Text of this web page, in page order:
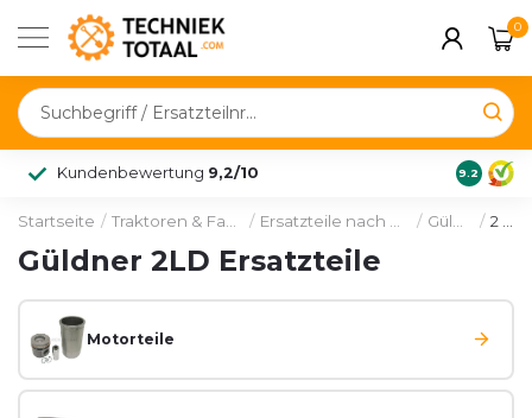
0
Kundenbewertung 9,2/10 9.2
Startseite / / / /
Güldner 2LD Ersatzteile
Motorteile